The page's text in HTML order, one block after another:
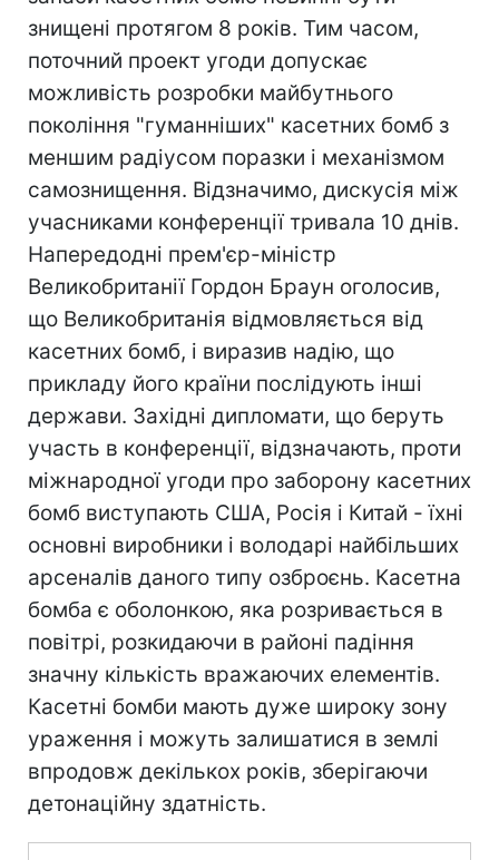
знищені протягом 8 років. Тим часом,
поточний проект угоди допускає
можливість розробки майбутнього
покоління "гуманніших" касетних бомб з
меншим радіусом поразки і механізмом
самознищення. Відзначимо, дискусія між
учасниками конференції тривала 10 днів.
Напередодні прем'єр-міністр
Великобританії Гордон Браун оголосив,
що Великобританія відмовляється від
касетних бомб, і виразив надію, що
прикладу його країни послідують інші
держави. Західні дипломати, що беруть
участь в конференції, відзначають, проти
міжнародної угоди про заборону касетних
бомб виступають США, Росія і Китай - їхні
основні виробники і володарі найбільших
арсеналів даного типу озброєнь. Касетна
бомба є оболонкою, яка розривається в
повітрі, розкидаючи в районі падіння
значну кількість вражаючих елементів.
Касетні бомби мають дуже широку зону
ураження і можуть залишатися в землі
впродовж декількох років, зберігаючи
детонаційну здатність.